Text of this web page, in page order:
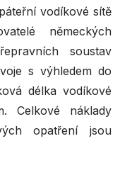
vodíkové sítě
německých
soustav
s výhledem do
délka vodíkové
Celkové náklady
opatření jsou